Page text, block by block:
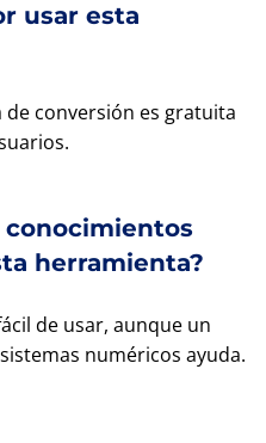
usar esta
conversión es gratuita
conocimientos
herramienta?
de usar, aunque un
numéricos ayuda.